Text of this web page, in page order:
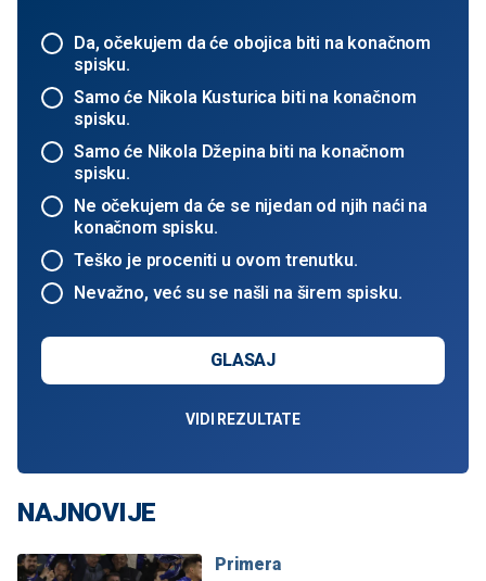
Da, očekujem da će obojica biti na konačnom
spisku.
Samo će Nikola Kusturica biti na konačnom
spisku.
Samo će Nikola Džepina biti na konačnom
spisku.
Ne očekujem da će se nijedan od njih naći na
konačnom spisku.
Teško je proceniti u ovom trenutku.
Nevažno, već su se našli na širem spisku.
GLASAJ
VIDI REZULTATE
NAJNOVIJE
Primera